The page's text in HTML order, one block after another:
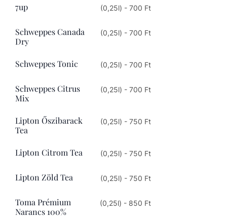
7up (0,25l) - 700 Ft
Schweppes Canada
Dry
(0,25l) - 700 Ft
Schweppes Tonic (0,25l) - 700 Ft
Schweppes Citrus
Mix
(0,25l) - 700 Ft
Lipton Őszibarack
Tea
(0,25l) - 750 Ft
Lipton Citrom Tea (0,25l) - 750 Ft
Lipton Zöld Tea (0,25l) - 750 Ft
Toma Prémium
Narancs 100%
(0,25l) - 850 Ft